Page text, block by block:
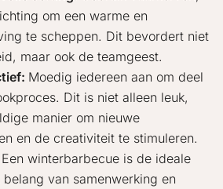
om een warme en
te scheppen. Dit bevordert niet
maar ook de teamgeest.
Moedig iedereen aan om deel
Dit is niet alleen leuk,
manier om nieuwe
en de creativiteit te stimuleren.
Een winterbarbecue is de ideale
van samenwerking en